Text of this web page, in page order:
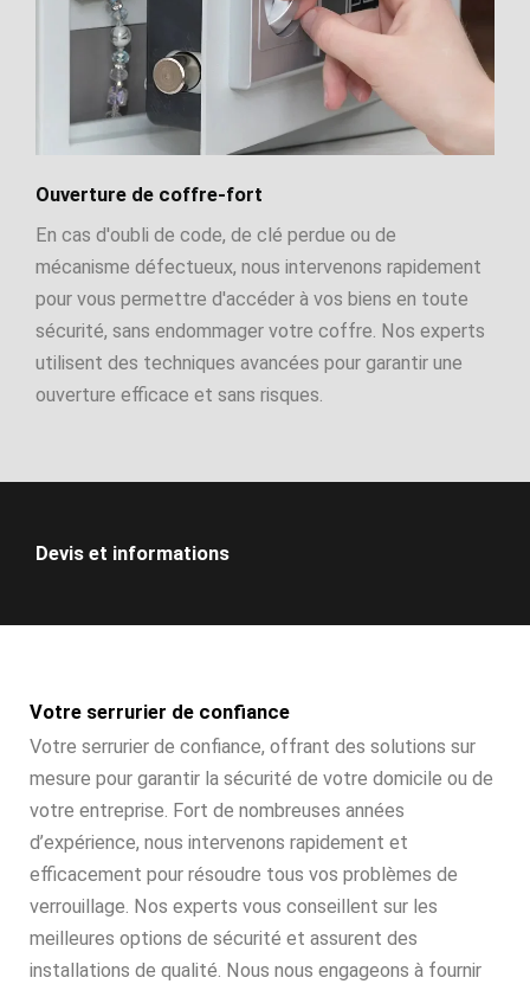
Ouverture de coffre-fort
En cas d'oubli de code, de clé perdue ou de
mécanisme défectueux, nous intervenons rapidement
pour vous permettre d'accéder à vos biens en toute
sécurité, sans endommager votre coffre. Nos experts
utilisent des techniques avancées pour garantir une
ouverture efficace et sans risques.
Devis et informations
Votre serrurier de confiance
Votre serrurier de confiance, offrant des solutions sur
mesure pour garantir la sécurité de votre domicile ou de
votre entreprise. Fort de nombreuses années
d’expérience, nous intervenons rapidement et
efficacement pour résoudre tous vos problèmes de
verrouillage. Nos experts vous conseillent sur les
meilleures options de sécurité et assurent des
installations de qualité. Nous nous engageons à fournir